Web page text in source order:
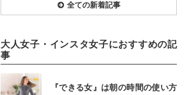
全ての新着記事
大人女子・インスタ女子におすすめの記
事
『できる女』は朝の時間の使い方